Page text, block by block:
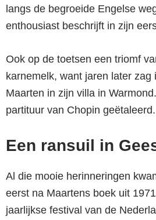
langs de begroeide Engelse
enthousiast beschrijft in zijn
Ook op de toetsen een triomf
karnemelk, want jaren later
Maarten in zijn villa in
partituur van Chopin geëtaleerd.
Een ransuil in
Al die mooie herinneringen
eerst na Maartens boek uit
jaarlijkse festival van de